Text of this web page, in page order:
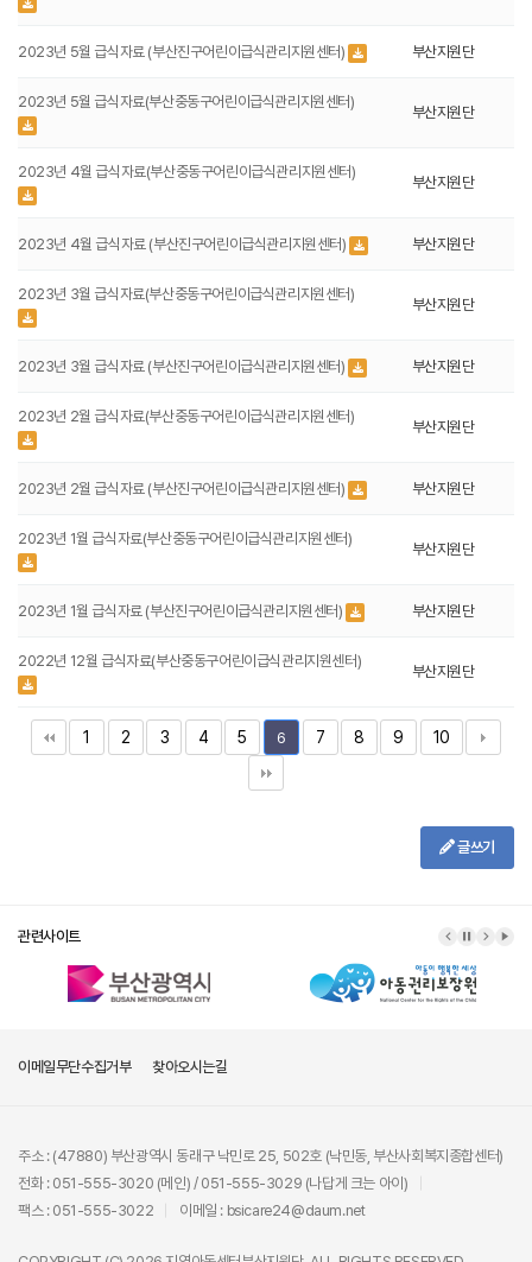
2023년 5월 급식자료 (부산진구어린이급식관리지원센터) 부산지원단
2023년 5월 급식자료(부산중동구어린이급식관리지원센터)
부산지원단
2023년 4월 급식자료(부산중동구어린이급식관리지원센터)
부산지원단
2023년 4월 급식자료 (부산진구어린이급식관리지원센터) 부산지원단
2023년 3월 급식자료(부산중동구어린이급식관리지원센터)
부산지원단
2023년 3월 급식자료 (부산진구어린이급식관리지원센터) 부산지원단
2023년 2월 급식자료(부산중동구어린이급식관리지원센터)
부산지원단
2023년 2월 급식자료 (부산진구어린이급식관리지원센터) 부산지원단
2023년 1월 급식자료(부산중동구어린이급식관리지원센터)
부산지원단
2023년 1월 급식자료 (부산진구어린이급식관리지원센터) 부산지원단
2022년 12월 급식자료(부산중동구어린이급식관리지원센터)
부산지원단
1 2 3 4 5 6 7 8 9 10
글쓰기
관련사이트
이메일무단수집거부 찾아오시는길
주소 : (47880) 부산광역시 동래구 낙민로 25, 502호 (낙민동, 부산사회복지종합센터)
전화 : 051-555-3020 (메인) / 051-555-3029 (나답게 크는 아이)
팩스 : 051-555-3022
이메일 : bsicare24@daum.net